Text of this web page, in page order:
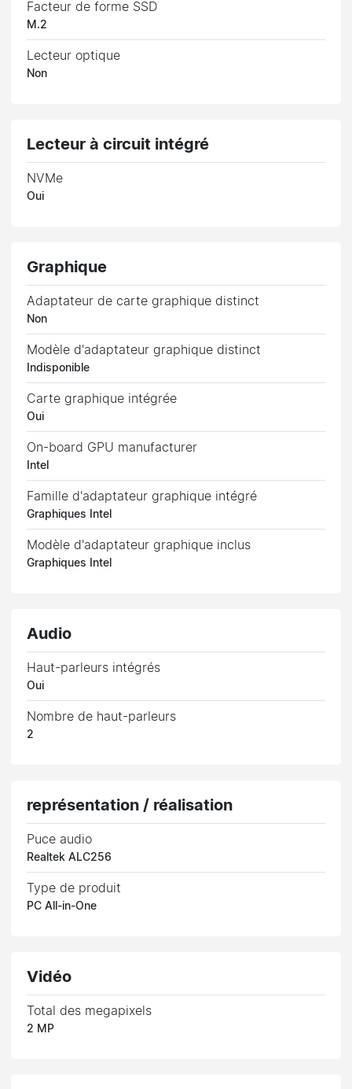
Facteur de forme SSD
M.2
Lecteur optique
Non
Lecteur à circuit intégré
NVMe
Oui
Graphique
Adaptateur de carte graphique distinct
Non
Modèle d'adaptateur graphique distinct
Indisponible
Carte graphique intégrée
Oui
On-board GPU manufacturer
Intel
Famille d'adaptateur graphique intégré
Graphiques Intel
Modèle d'adaptateur graphique inclus
Graphiques Intel
Audio
Haut-parleurs intégrés
Oui
Nombre de haut-parleurs
2
représentation / réalisation
Puce audio
Realtek ALC256
Type de produit
PC All-in-One
Vidéo
Total des megapixels
2 MP